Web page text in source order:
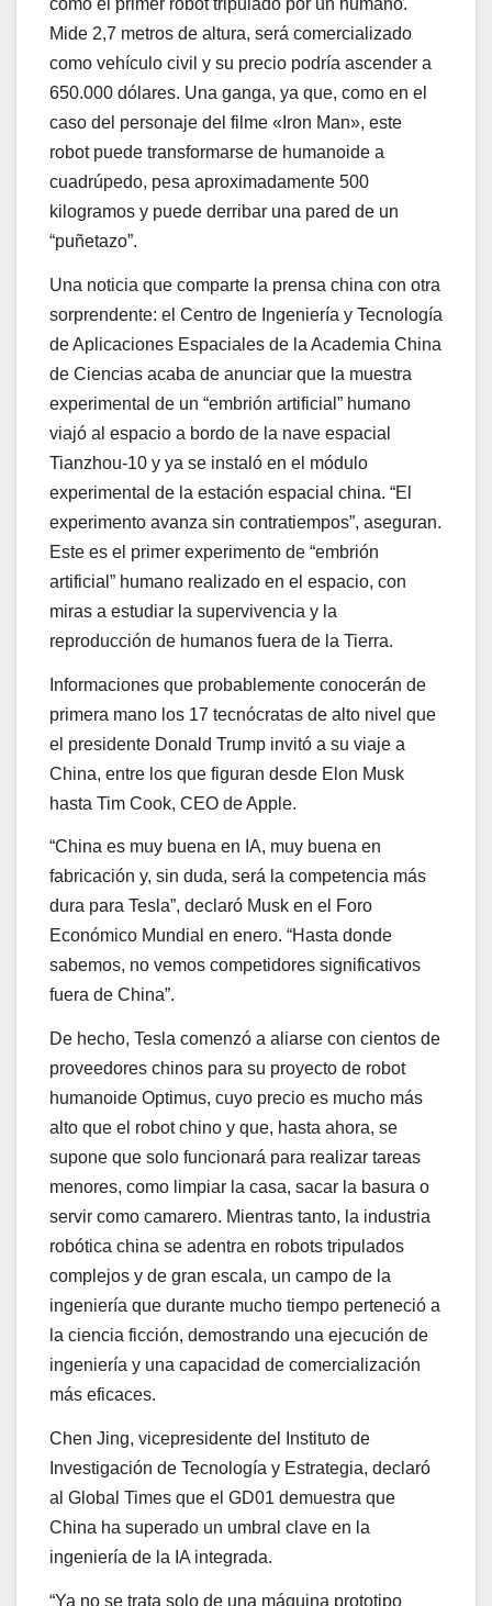
como el primer robot tripulado por un humano.
Mide 2,7 metros de altura, será comercializado
como vehículo civil y su precio podría ascender a
650.000 dólares. Una ganga, ya que, como en el
caso del personaje del filme «Iron Man», este
robot puede transformarse de humanoide a
cuadrúpedo, pesa aproximadamente 500
kilogramos y puede derribar una pared de un
“puñetazo”.
Una noticia que comparte la prensa china con otra
sorprendente: el Centro de Ingeniería y Tecnología
de Aplicaciones Espaciales de la Academia China
de Ciencias acaba de anunciar que la muestra
experimental de un “embrión artificial” humano
viajó al espacio a bordo de la nave espacial
Tianzhou-10 y ya se instaló en el módulo
experimental de la estación espacial china. “El
experimento avanza sin contratiempos”, aseguran.
Este es el primer experimento de “embrión
artificial” humano realizado en el espacio, con
miras a estudiar la supervivencia y la
reproducción de humanos fuera de la Tierra.
Informaciones que probablemente conocerán de
primera mano los 17 tecnócratas de alto nivel que
el presidente Donald Trump invitó a su viaje a
China, entre los que figuran desde Elon Musk
hasta Tim Cook, CEO de Apple.
“China es muy buena en IA, muy buena en
fabricación y, sin duda, será la competencia más
dura para Tesla”, declaró Musk en el Foro
Económico Mundial en enero. “Hasta donde
sabemos, no vemos competidores significativos
fuera de China”.
De hecho, Tesla comenzó a aliarse con cientos de
proveedores chinos para su proyecto de robot
humanoide Optimus, cuyo precio es mucho más
alto que el robot chino y que, hasta ahora, se
supone que solo funcionará para realizar tareas
menores, como limpiar la casa, sacar la basura o
servir como camarero. Mientras tanto, la industria
robótica china se adentra en robots tripulados
complejos y de gran escala, un campo de la
ingeniería que durante mucho tiempo perteneció a
la ciencia ficción, demostrando una ejecución de
ingeniería y una capacidad de comercialización
más eficaces.
Chen Jing, vicepresidente del Instituto de
Investigación de Tecnología y Estrategia, declaró
al Global Times que el GD01 demuestra que
China ha superado un umbral clave en la
ingeniería de la IA integrada.
“Ya no se trata solo de una máquina prototipo